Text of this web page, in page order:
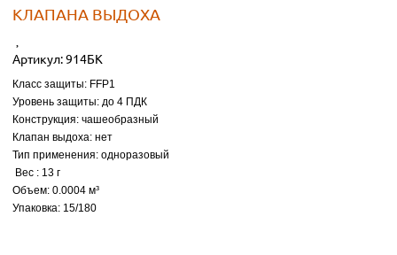
КЛАПАНА ВЫДОХА
Артикул:914БК
Класс защиты: FFP1
Уровень защиты: до 4 ПДК
Конструкция: чашеобразный
Клапан выдоха: нет
Тип применения: одноразовый
Вес : 13 г
Объем: 0.0004 м³
Упаковка: 15/180